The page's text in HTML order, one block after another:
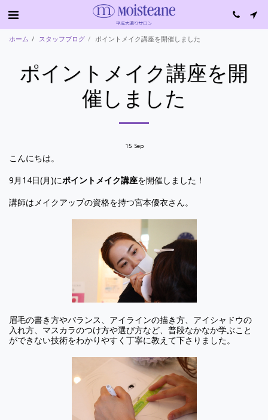
ホーム スタッフブログ ポイントメイク講座を開催しました
ポイントメイク講座を開
催しました
15 Sep
こんにちは。
9月14日(月)にポイントメイク講座を開催しました！
講師はメイクアップの資格を持つ宮本優衣さん。
眉毛の書き方やバランス、アイラインの描き方、アイシャドウの
入れ方、マスカラのつけ方や選び方など、普段なかなか学ぶこと
ができない技術をわかりやすく丁寧に教えて下さりました。